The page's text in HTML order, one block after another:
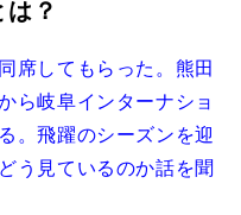
？
席してもらった。熊田
ら岐阜インターナショ
。飛躍のシーズンを迎
う見ているのか話を聞